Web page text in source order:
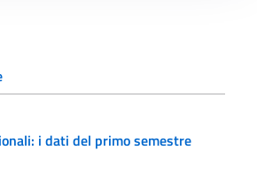
i dati del primo semestre